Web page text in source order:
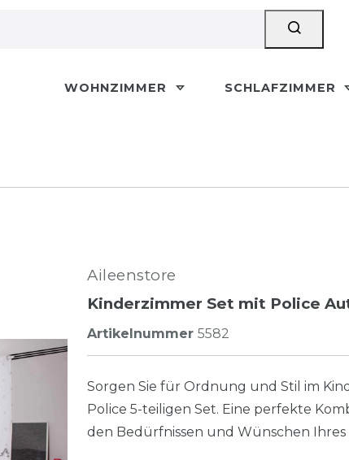
WOHNZIMMER SCHLAFZIMMER
Aileenstore
Kinderzimmer Set mit Police
Artikelnummer 5582
Sorgen Sie für Ordnung und Stil im
Police 5-teiligen Set. Eine perfekte
den Bedürfnissen und Wünschen Ihres